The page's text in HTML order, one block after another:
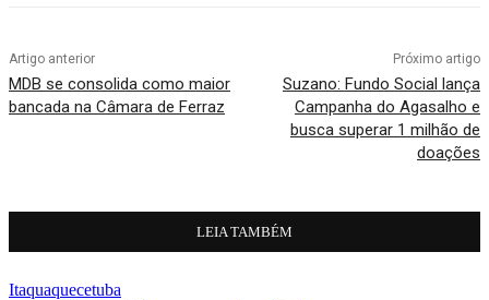
Artigo anterior
MDB se consolida como maior
bancada na Câmara de Ferraz
Próximo artigo
Suzano: Fundo Social lança
Campanha do Agasalho e
busca superar 1 milhão de
doações
LEIA TAMBÉM
Itaquaquecetuba